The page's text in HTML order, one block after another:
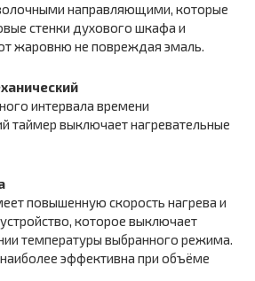
направляющими, которые
стенки духового шкафа и
жаровню не повреждая эмаль.
интервала времени
таймер выключает нагревательные
повышенную скорость нагрева и
которое выключает
температуры выбранного режима.
эффективна при объёме